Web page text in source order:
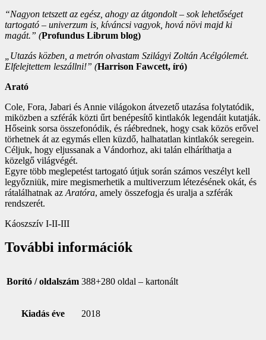
“Nagyon tetszett az egész, ahogy az átgondolt – sok lehetőséget
tartogató – univerzum is, kíváncsi vagyok, hová növi majd ki
magát.” (Profundus Librum blog)
„Utazás közben, a metrón olvastam Szilágyi Zoltán Acélgólemét.
Elfelejtettem leszállni!” (Harrison Fawcett, író)
Arató
Cole, Fora, Jabari és Annie világokon átvezető utazása folytatódik,
miközben a szférák közti űrt benépesítő kintlakók legendáit kutatják.
Hőseink sorsa összefonódik, és ráébrednek, hogy csak közös erővel
törhetnek át az egymás ellen küzdő, halhatatlan kintlakók seregein.
Céljuk, hogy eljussanak a Vándorhoz, aki talán elháríthatja a
közelgő világvégét.
Egyre több meglepetést tartogató útjuk során számos veszélyt kell
legyőzniük, mire megismerhetik a multiverzum létezésének okát, és
rátalálhatnak az Aratóra, amely összefogja és uralja a szférák
rendszerét.
Káoszszív I-II-III
További információk
Borító / oldalszám 388+280 oldal – kartonált
Kiadás éve 2018